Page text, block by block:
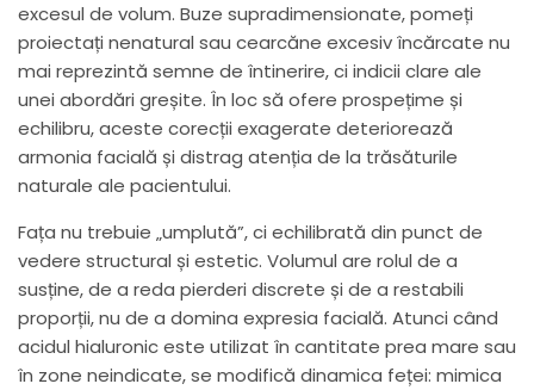
excesul de volum. Buze supradimensionate, pomeți
proiectați nenatural sau cearcăne excesiv încărcate nu
mai reprezintă semne de întinerire, ci indicii clare ale
unei abordări greșite. În loc să ofere prospețime și
echilibru, aceste corecții exagerate deteriorează
armonia facială și distrag atenția de la trăsăturile
naturale ale pacientului.
Fața nu trebuie „umplută”, ci echilibrată din punct de
vedere structural și estetic. Volumul are rolul de a
susține, de a reda pierderi discrete și de a restabili
proporții, nu de a domina expresia facială. Atunci când
acidul hialuronic este utilizat în cantitate prea mare sau
în zone neindicate, se modifică dinamica feței: mimica